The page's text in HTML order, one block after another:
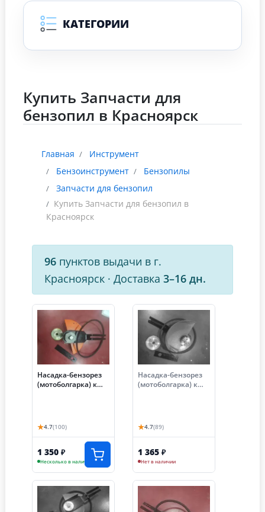
КАТЕГОРИИ
Купить Запчасти для
бензопил в Красноярск
Главная
Инструмент
Бензоинструмент
Бензопилы
Запчасти для бензопил
Купить Запчасти для бензопил в
Красноярск
96 пунктов выдачи в г.
Красноярск · Доставка 3–16 дн.
Насадка-бензорез
(мотоболгарка) к
★4.7(100)
1 350 ₽
Несколько в наличии
Насадка-бензорез
(мотоболгарка) к
★4.7(89)
1 365 ₽
Нет в наличии